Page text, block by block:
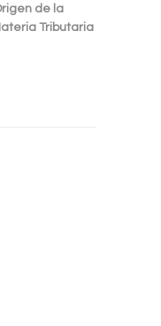
de la
Tributaria